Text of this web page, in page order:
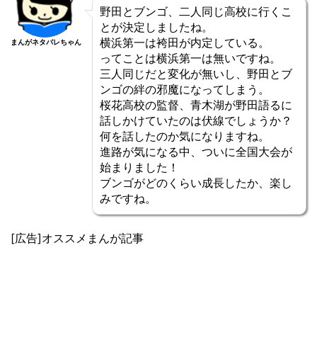
まんがネタバレちゃん
野田とブンゴ、二人同じ高校に行くこ
とが決定しましたね。
横浜第一は袴田が内定している。
ってことは横浜第一は無いですね。
三人同じだと変化が無いし、野田とブ
ンゴの絆の邪魔になってしまう。
桜花高校の監督、青木湖が野田語るに
話しかけていたのは伏線でしょうか？
何を話したのか気になりますね。
進路が気になる中、ついに全国大会が
始まりました！
ブンゴがどのくらい成長したか、楽し
みですね。
[広告]オススメまんが記事